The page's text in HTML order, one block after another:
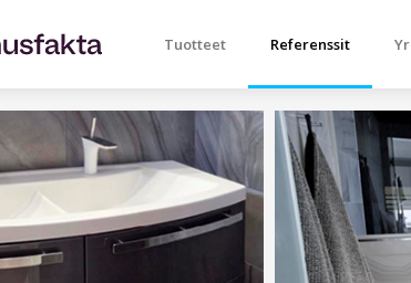
Tuotteet Referenssit